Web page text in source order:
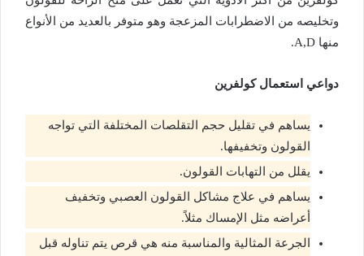
وتخليصه من الاضطرابات المزعجة وهو متوفر بالعديد من الأنواع
منها A,D.
دواعي استعمال كولفرين
يساهم في تقليل حجم التقلصات المختلفة التي تواجه
القولون وتخفيفها.
يقلل من التهابات القولون.
يساهم في علاج مشاكل القولون العصبي وتخفيف
أعراضه مثل الإمساك مثلاً.
الجرعة المثالية والمناسبة منه هي قرص يتم تناوله قبل